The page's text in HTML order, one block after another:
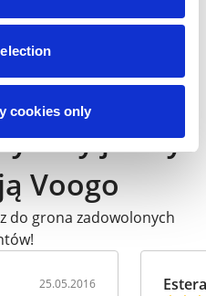
cookies only
9,00zł
tacy jak Ty
Voogo
do grona zadowolonych
25.05.2016 Estera